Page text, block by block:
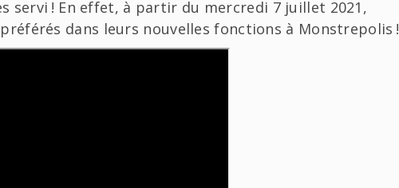
servi ! En effet, à partir du mercredi 7 juillet 2021,
dans leurs nouvelles fonctions à Monstrepolis !